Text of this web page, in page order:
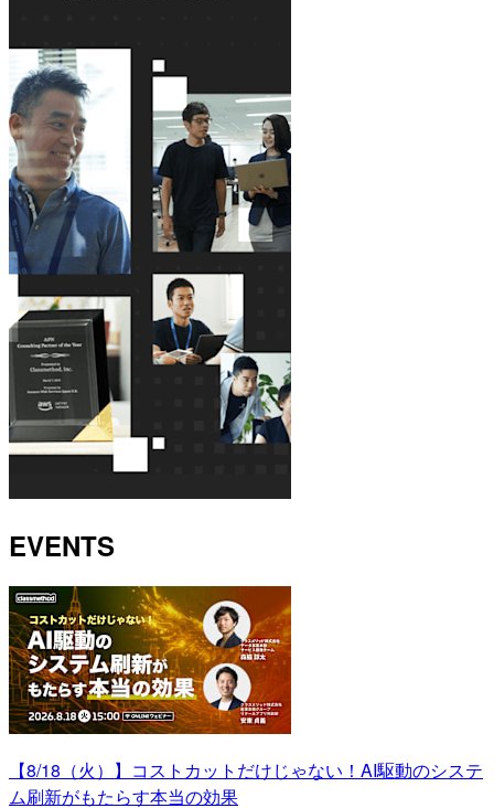
EVENTS
【8/18（火）】コストカットだけじゃない！AI駆動のシステ
ム刷新がもたらす本当の効果